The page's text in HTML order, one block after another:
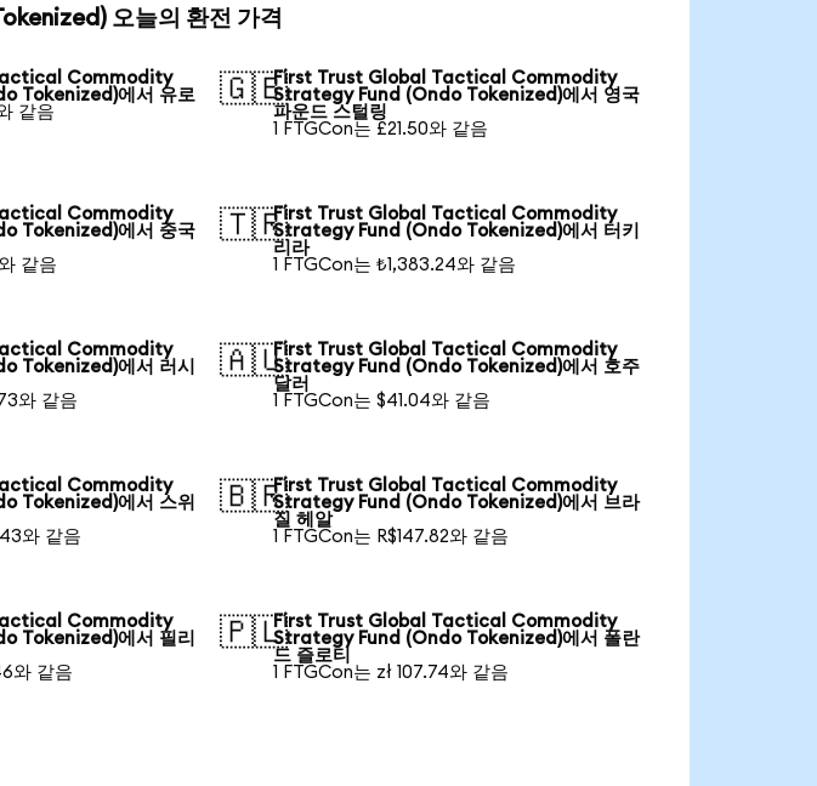
오늘의 환전 가격
Commodity
Tokenized)에서 유로
같음
🇬🇧First Trust Global Tactical Commodity
Strategy Fund (Ondo Tokenized)에서 영국
파운드 스털링
1 FTGCon는 £21.50와 같음
Commodity
Tokenized)에서 중국
같음
🇹🇷First Trust Global Tactical Commodity
Strategy Fund (Ondo Tokenized)에서 터키
리라
1 FTGCon는 ₺1,383.24와 같음
Commodity
Tokenized)에서 러시
와 같음
🇦🇺First Trust Global Tactical Commodity
Strategy Fund (Ondo Tokenized)에서 호주
달러
1 FTGCon는 $41.04와 같음
Commodity
Tokenized)에서 스위
와 같음
🇧🇷First Trust Global Tactical Commodity
Strategy Fund (Ondo Tokenized)에서 브라
질 헤알
1 FTGCon는 R$147.82와 같음
Commodity
Tokenized)에서 필리
와 같음
🇵🇱First Trust Global Tactical Commodity
Strategy Fund (Ondo Tokenized)에서 폴란
드 즐로티
1 FTGCon는 zł 107.74와 같음